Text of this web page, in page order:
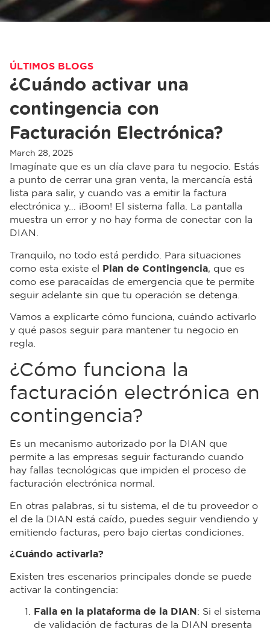
ÚLTIMOS BLOGS
¿Cuándo activar una
contingencia con
Facturación Electrónica?
March 28, 2025
Imagínate que es un día clave para tu negocio. Estás
a punto de cerrar una gran venta, la mercancía está
lista para salir, y cuando vas a emitir la factura
electrónica y… ¡Boom! El sistema falla. La pantalla
muestra un error y no hay forma de conectar con la
DIAN.
Tranquilo, no todo está perdido. Para situaciones
como esta existe el
Plan de Contingencia, que es
como ese paracaídas de emergencia que te permite
seguir adelante sin que tu operación se detenga.
Vamos a explicarte cómo funciona, cuándo activarlo
y qué pasos seguir para mantener tu negocio en
regla.
¿Cómo funciona la
facturación electrónica en
contingencia?
Es un mecanismo autorizado por la DIAN que
permite a las empresas seguir facturando cuando
hay fallas tecnológicas que impiden el proceso de
facturación electrónica normal.
En otras palabras, si tu sistema, el de tu proveedor o
el de la DIAN está caído, puedes seguir vendiendo y
emitiendo facturas, pero bajo ciertas condiciones.
¿Cuándo activarla?
Existen tres escenarios principales donde se puede
activar la contingencia:
Falla en la plataforma de la DIAN : Si el sistema
de validación de facturas de la DIAN presenta